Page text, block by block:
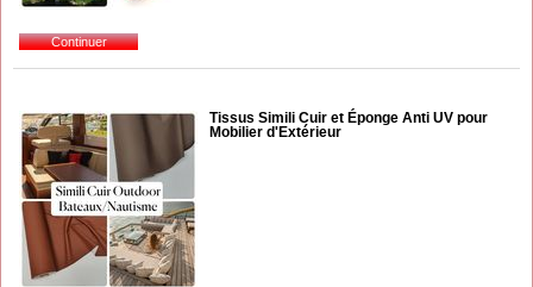
Tissus Simili Cuir et Éponge Anti UV pour
Mobilier d'Extérieur